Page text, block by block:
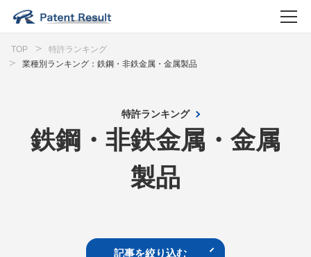
TOP
特許ランキング
業種別ランキング：鉄鋼・非鉄金属・金属製品
特許ランキング
鉄鋼・非鉄金属・金属
製品
記事を絞り込む